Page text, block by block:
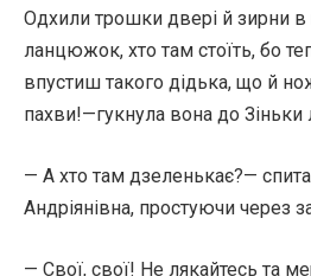
Одхили трошки двері й зирни в
ланцюжок, хто там стоїть, бо
впустиш такого дідька, що й
пахви!—гукнула вона до Зіньки
— А хто там дзеленькає?—
Андріянівна, простуючи через
— Свої, свої! Не лякайтесь та